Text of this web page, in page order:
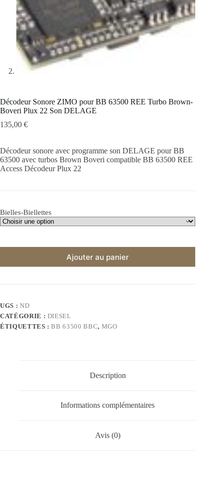
Décodeur Sonore ZIMO pour BB 63500 REE Turbo Brown-
Boveri Plux 22 Son DELAGE
135,00 €
Décodeur sonore avec programme son DELAGE pour BB
63500 avec turbos Brown Boveri compatible BB 63500 REE
Access Décodeur Plux 22
Bielles-Biellettes
Ajouter au panier
UGS : ND
CATÉGORIE : DIESEL
ÉTIQUETTES :BB 63500 BBC, MGO
Description
Informations complémentaires
Avis (0)